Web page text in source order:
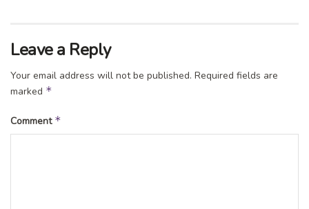
Leave a Reply
Your email address will not be published. Required fields are
marked *
Comment *